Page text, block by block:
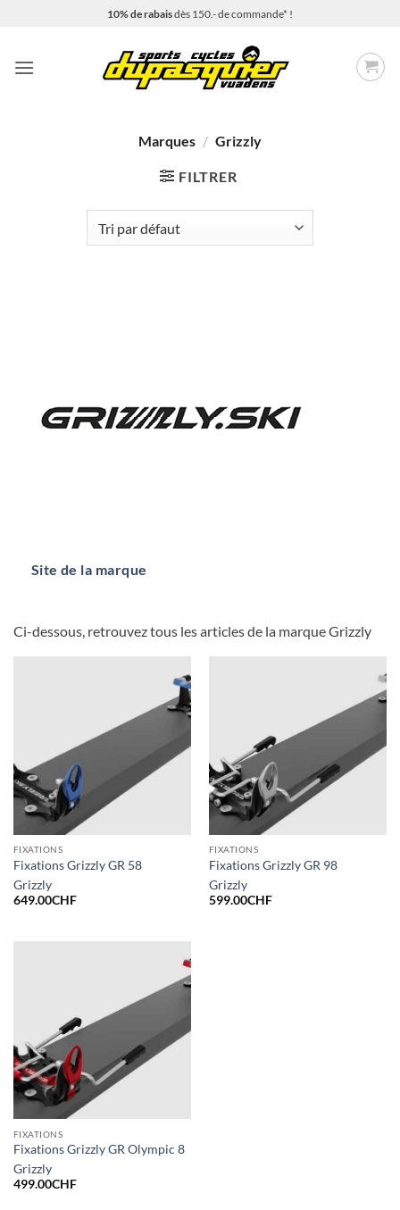
10% de rabaisdès 150.- de commande* !
Marques / Grizzly
FILTRER
Site de la marque
Ci-dessous, retrouvez tous les articles de la marque Grizzly
FIXATIONS
Fixations Grizzly GR 58
Grizzly
649.00CHF
FIXATIONS
Fixations Grizzly GR 98
Grizzly
599.00CHF
FIXATIONS
Fixations Grizzly GR Olympic 8
Grizzly
499.00CHF